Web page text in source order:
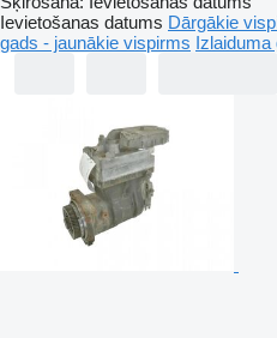
Ievietošanas datums Dārgākie
gads - jaunākie vispirms